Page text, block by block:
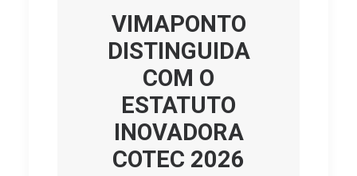
VIMAPONTO
DISTINGUIDA
COM O
ESTATUTO
INOVADORA
COTEC 2026